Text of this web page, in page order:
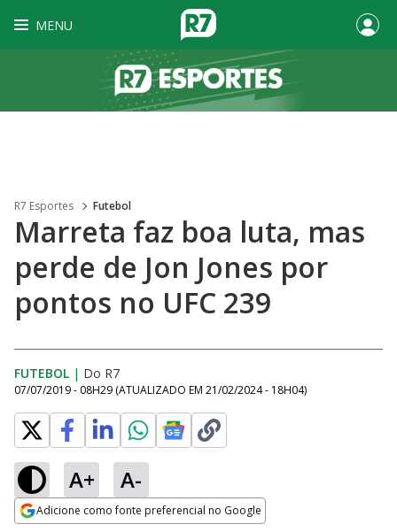
MENU
R7 Esportes Futebol
Marreta faz boa luta, mas
perde de Jon Jones por
pontos no UFC 239
FUTEBOL | Do R7
07/07/2019 - 08H29 (ATUALIZADO EM 21/02/2024 - 18H04)
A+ A-
Adicione como fonte preferencial no Google